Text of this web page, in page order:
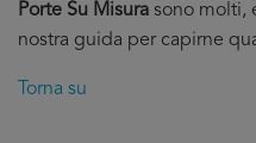
Porte Su Misura sono molti,
nostra guida per capirne
Torna su